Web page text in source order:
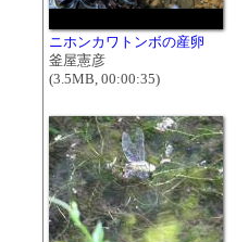
ニホンカワトンボの産卵
釜屋憲彦
(3.5MB, 00:00:35)